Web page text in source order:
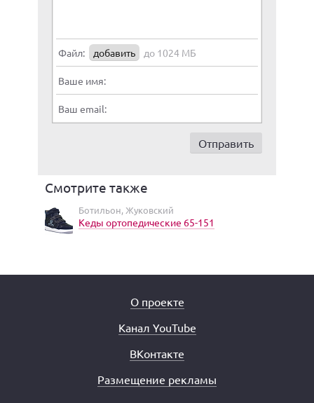
Файл: добавить до 1024 МБ
Ваше имя:
Ваш email:
Смотрите также
Ботильон, Жуковский
Кеды ортопедические 65-151
О проекте
Канал YouTube
ВКонтакте
Размещение рекламы